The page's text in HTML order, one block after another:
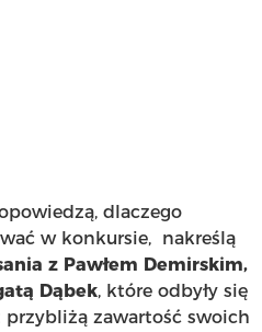
dlaczego
w konkursie, nakreślą
z Pawłem Demirskim,
Dąbek, które odbyły się
zawartość swoich